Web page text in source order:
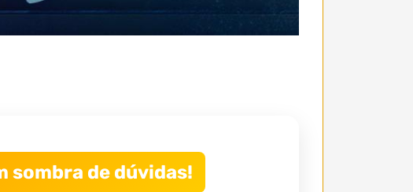
sombra de dúvidas!